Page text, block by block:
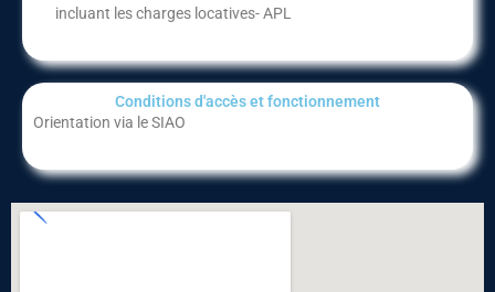
incluant les charges locatives- APL
Conditions d'accès et fonctionnement​
Orientation via le SIAO